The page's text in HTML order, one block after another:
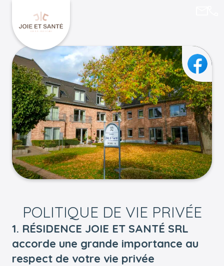
Retourner à l'accueil de Joie et Santé
POLITIQUE DE VIE PRIVÉE
1. RÉSIDENCE JOIE ET SANTÉ SRL
accorde une grande importance au
respect de votre vie privée